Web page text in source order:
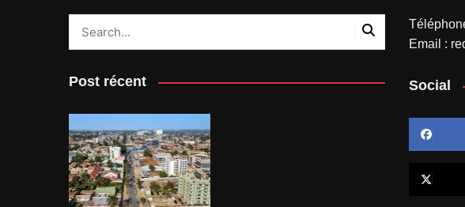
Post récent
Email :
Social